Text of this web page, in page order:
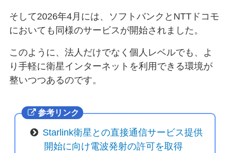
そして2026年4月には、ソフトバンクとNTTドコモ
においても同様のサービスが開始されました。
このように、法人だけでなく個人レベルでも、よ
り手軽に衛星インターネットを利用できる環境が
整いつつあるのです。
参考リンク
Starlink衛星との直接通信サービス提供
開始に向け電波発射の許可を取得